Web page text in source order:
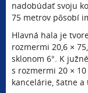
nadobúdať svoju
75 metrov pôsobí
Hlavná hala je
rozmermi 20,6 ×
sklonom 6°. K
s rozmermi 20 ×
kancelárie, šatne